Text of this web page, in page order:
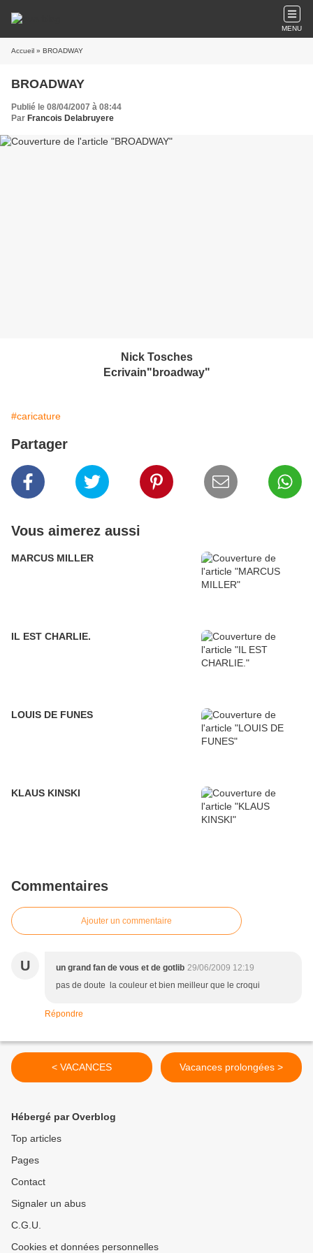
MENU
Accueil » BROADWAY
BROADWAY
Publié le 08/04/2007 à 08:44
Par Francois Delabruyere
Nick Tosches
Ecrivain"broadway"
#caricature
Partager
Vous aimerez aussi
MARCUS MILLER
IL EST CHARLIE.
LOUIS DE FUNES
KLAUS KINSKI
Commentaires
Ajouter un commentaire
U un grand fan de vous et de gotlib 29/06/2009 12:19
pas de doute la couleur et bien meilleur que le croqui
Répondre
< VACANCES Vacances prolongées >
Hébergé par Overblog
Top articles
Pages
Contact
Signaler un abus
C.G.U.
Cookies et données personnelles